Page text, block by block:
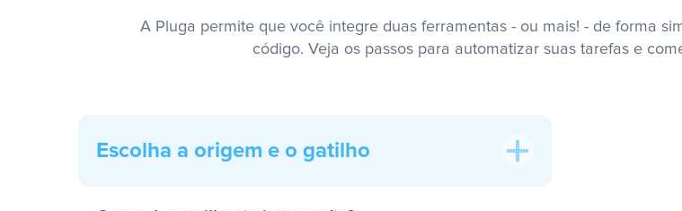
A Pluga permite que você integre duas ferramentas - ou mais! - de forma
código. Veja os passos para automatizar suas tarefas e
Escolha a origem e o gatilho